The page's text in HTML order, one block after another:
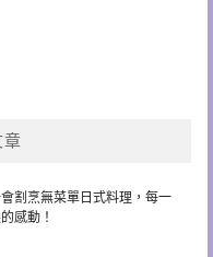
章
割烹無菜單日式料理，每一
感動！